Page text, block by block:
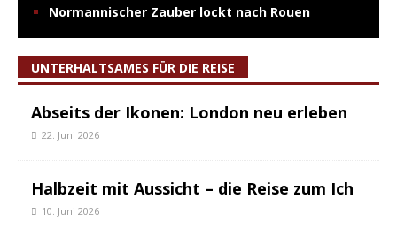
Normannischer Zauber lockt nach Rouen
UNTERHALTSAMES FÜR DIE REISE
Abseits der Ikonen: London neu erleben
22. Juni 2026
Halbzeit mit Aussicht – die Reise zum Ich
10. Juni 2026